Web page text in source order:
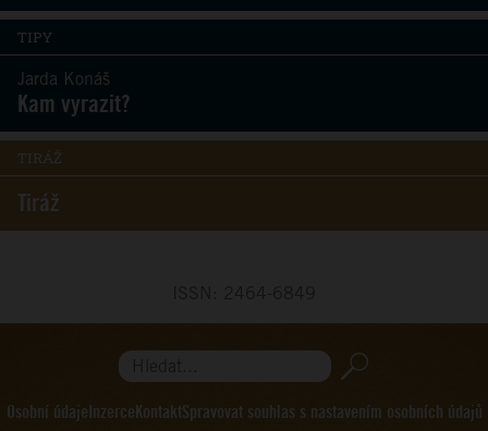
TIPY
Jarda Konáš
Kam vyrazit?
TIRÁŽ
Tiráž
Hledat...
Osobní údajeInzerceKontaktSpravovat souhlas s nastavením osobních údajů